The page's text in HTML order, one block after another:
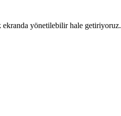
ekranda yönetilebilir hale getiriyoruz.